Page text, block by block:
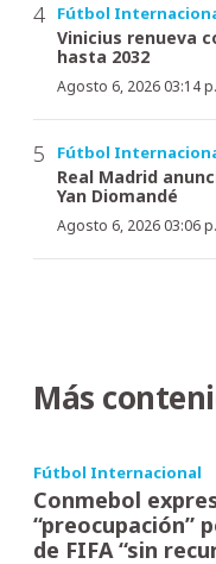
Fútbol
Vinicius renueva
hasta 2032
Agosto 6, 2026 03:14
Fútbol
Real Madrid
Yan Diomandé
Agosto 6, 2026 03:06
Más
Fútbol Internacional
Conmebol
“preocupación”
de FIFA “sin